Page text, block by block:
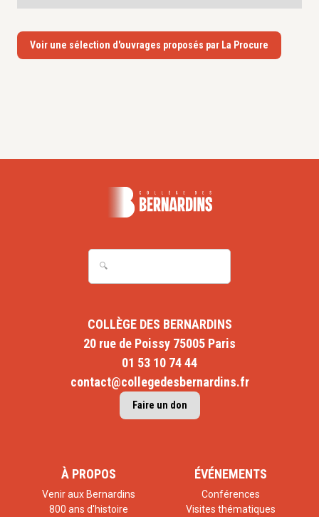
Voir une sélection d'ouvrages proposés par La Procure
COLLÈGE DES BERNARDINS
20 rue de Poissy 75005 Paris
01 53 10 74 44
contact@collegedesbernardins.fr
Faire un don
À PROPOS
Venir aux Bernardins
800 ans d'histoire
ÉVÉNEMENTS
Conférences
Visites thématiques